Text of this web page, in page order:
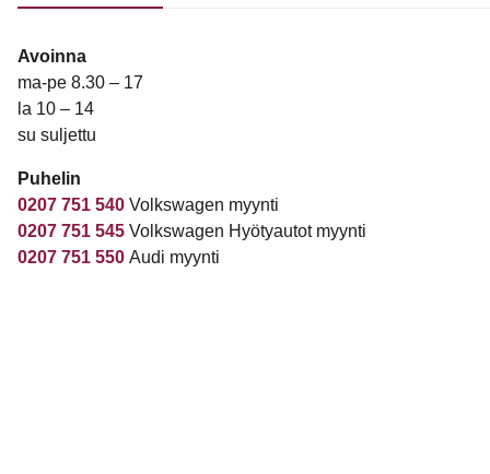
Avoinna
ma-pe 8.30 – 17
la 10 – 14
su suljettu
Puhelin
0207 751 540 Volkswagen myynti
0207 751 545 Volkswagen Hyötyautot myynti
0207 751 550 Audi myynti